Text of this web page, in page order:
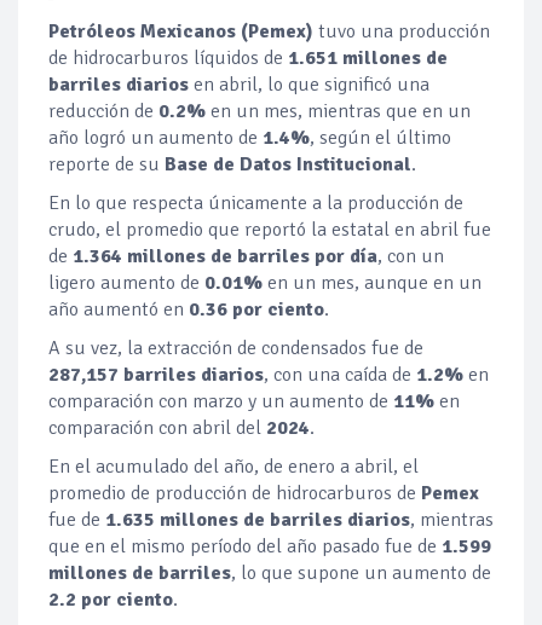
Petróleos Mexicanos (Pemex) tuvo una producción
de hidrocarburos líquidos de 1.651 millones de
barriles diarios en abril, lo que significó una
reducción de 0.2% en un mes, mientras que en un
año logró un aumento de 1.4%, según el último
reporte de su Base de Datos Institucional.
En lo que respecta únicamente a la producción de
crudo, el promedio que reportó la estatal en abril fue
de 1.364 millones de barriles por día, con un
ligero aumento de 0.01% en un mes, aunque en un
año aumentó en 0.36 por ciento.
A su vez, la extracción de condensados fue de
287,157 barriles diarios, con una caída de 1.2% en
comparación con marzo y un aumento de 11% en
comparación con abril del 2024.
En el acumulado del año, de enero a abril, el
promedio de producción de hidrocarburos de Pemex
fue de 1.635 millones de barriles diarios, mientras
que en el mismo período del año pasado fue de 1.599
millones de barriles, lo que supone un aumento de
2.2 por ciento.